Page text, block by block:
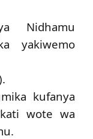
Nidhamu
yakiwemo
kufanya
wote wa